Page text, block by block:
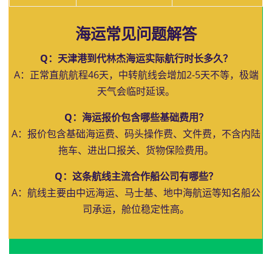
海运常见问题解答
Q：天津港到代林杰海运实际航行时长多久？
A：正常直航航程46天，中转航线会增加2-5天不等，极端
天气会临时延误。
Q：海运报价包含哪些基础费用？
A：报价包含基础海运费、码头操作费、文件费，不含内陆
拖车、进出口报关、货物保险费用。
Q：这条航线主流合作船公司有哪些？
A：航线主要由中远海运、马士基、地中海航运等知名船公
司承运，舱位稳定性高。